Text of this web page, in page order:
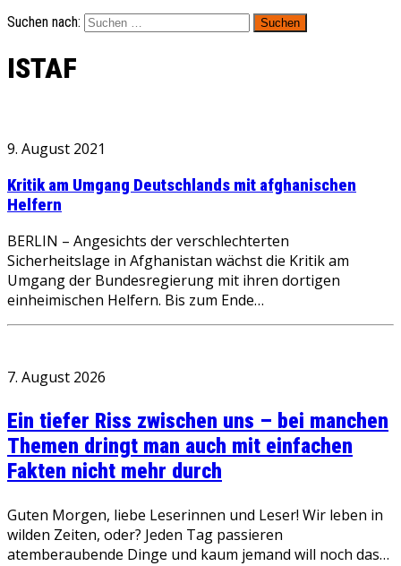
Suchen nach:
ISTAF
9. August 2021
Kritik am Umgang Deutschlands mit afghanischen
Helfern
BERLIN – Angesichts der verschlechterten
Sicherheitslage in Afghanistan wächst die Kritik am
Umgang der Bundesregierung mit ihren dortigen
einheimischen Helfern. Bis zum Ende…
7. August 2026
Ein tiefer Riss zwischen uns – bei manchen
Themen dringt man auch mit einfachen
Fakten nicht mehr durch
Guten Morgen, liebe Leserinnen und Leser! Wir leben in
wilden Zeiten, oder? Jeden Tag passieren
atemberaubende Dinge und kaum jemand will noch das…